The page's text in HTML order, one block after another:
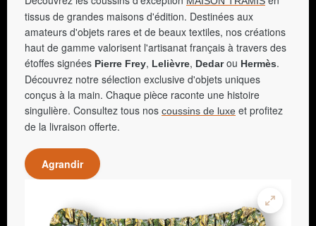
tissus de grandes maisons d'édition. Destinées aux
amateurs d'objets rares et de beaux textiles, nos créations
haut de gamme valorisent l'artisanat français à travers des
étoffes signées Pierre Frey, Lelièvre, Dedarou Hermès.
Découvrez notre sélection exclusive d'objets uniques
conçus à la main. Chaque pièce raconte une histoire
singulière. Consultez tous nos coussins de luxe et profitez
de la livraison offerte.
Agrandir